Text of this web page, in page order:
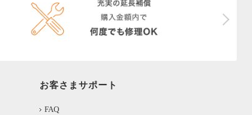
お客さまサポート
FAQ